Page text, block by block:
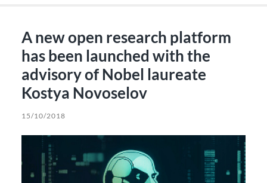
A new open research platform
has been launched with the
advisory of Nobel laureate
Kostya Novoselov
15/10/2018